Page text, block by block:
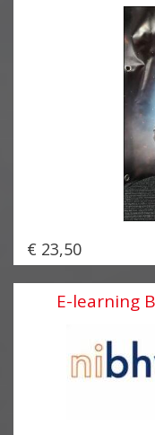
€ 23,50
E-learning